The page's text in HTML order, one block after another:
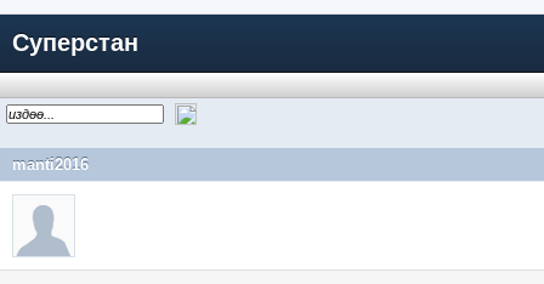
Суперстан
manti2016